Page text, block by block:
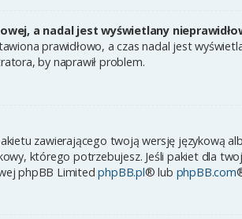
a nadal jest wyświetlany
prawidłowo, a czas nadal jest
by naprawił problem.
zawierającego twoją wersję językową
którego potrzebujesz. Jeśli pakiet dla
phpBB LimitedphpBB.pl® lub phpBB.com